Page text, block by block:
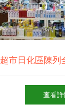
超市日化區陳列
就用
查看詳